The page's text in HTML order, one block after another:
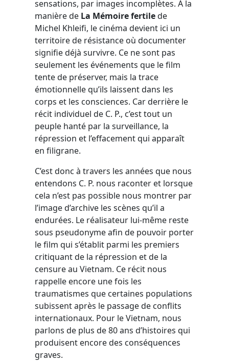
sensations, par images incomplètes. À la
manière de La Mémoire fertilede
Michel Khleifi, le cinéma devient ici un
territoire de résistance où documenter
signifie déjà survivre. Ce ne sont pas
seulement les événements que le film
tente de préserver, mais la trace
émotionnelle qu’ils laissent dans les
corps et les consciences. Car derrière le
récit individuel de C. P., c’est tout un
peuple hanté par la surveillance, la
répression et l’effacement qui apparaît
en filigrane.
C’est donc à travers les années que nous
entendons C. P. nous raconter et lorsque
cela n’est pas possible nous montrer par
l’image d’archive les scènes qu’il a
endurées. Le réalisateur lui-même reste
sous pseudonyme afin de pouvoir porter
le film qui s’établit parmi les premiers
critiquant de la répression et de la
censure au Vietnam. Ce récit nous
rappelle encore une fois les
traumatismes que certaines populations
subissent après le passage de conflits
internationaux. Pour le Vietnam, nous
parlons de plus de 80 ans d’histoires qui
produisent encore des conséquences
graves.